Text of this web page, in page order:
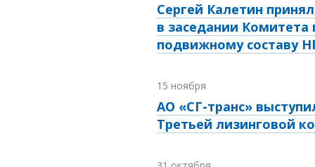
Сергей Калетин
в заседании Комитета
подвижному составу
15 ноября
АО «СГ-транс»
Третьей лизинговой